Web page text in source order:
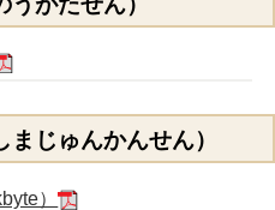
じゅんかんせん）
）